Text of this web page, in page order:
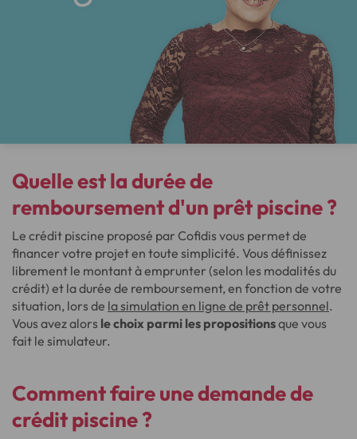
Quelle est la durée de
remboursement d'un prêt piscine ?
Le crédit piscine proposé par Cofidis vous permet de
financer votre projet en toute simplicité. Vous définissez
librement le montant à emprunter (selon les modalités du
crédit) et la durée de remboursement, en fonction de votre
situation, lors de la simulation en ligne de prêt personnel.
Vous avez alors le choix parmi les propositionsque vous
fait le simulateur.
Comment faire une demande de
crédit piscine ?